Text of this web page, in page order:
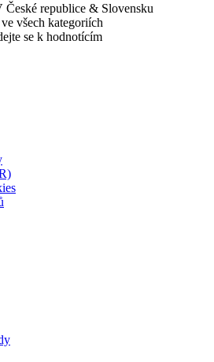
České republice & Slovensku
ve všech kategoriích
se k hodnotícím